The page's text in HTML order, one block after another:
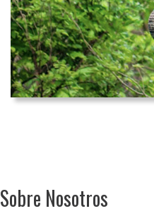
Sobre Nosotros